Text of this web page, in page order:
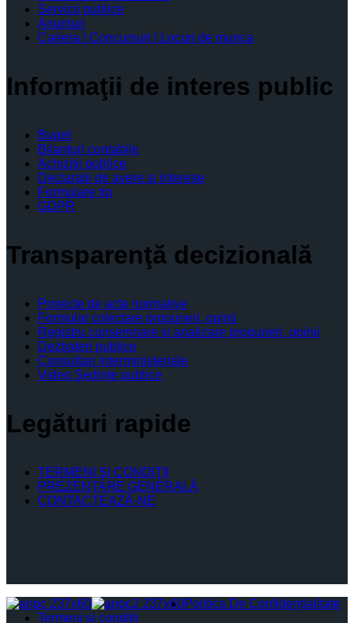
Servicii publice
Anunturi
Cariera | Concursuri | Locuri de munca
Informaţii de interes public
Buget
Bilanţuri contabile
Achiziţii publice
Declaratii de avere si interese
Formulare tip
GDPR
Transparenţă decizională
Proiecte de acte normative
Formular colectare propuneri, opinii
Registru consemnare si analizare propuneri, opinii
Dezbateri publice
Consultari interministeriale
Video Şedinţe publice
Legături rapide
TERMENI ŞI CONDIŢII
PREZENTARE GENERALĂ
CONTACTEAZĂ-NE
Politica De Confidențialitate
Termeni și condiții